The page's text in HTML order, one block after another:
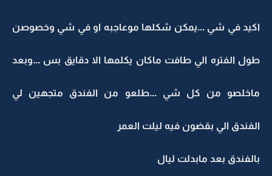
اكيد في شي ...يمكن شكلها موعاجبه او في شي وخصوصن
طول الفتره الي طافت ماكان يكلمها الا دقايق بس ...وبعد
ماخلصو من كل شي ...طلعو من الفندق متجهين لي
الفندق الي بقضون فيه ليلت العمر
بالفندق بعد مابدلت ليال